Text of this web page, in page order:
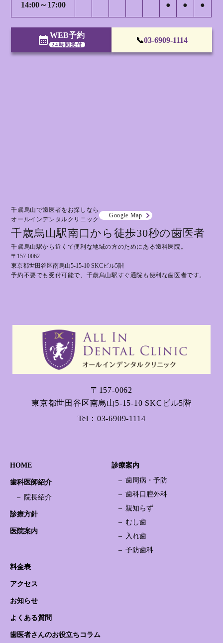
14:00～17:00 ● ● ●
calendar_monthWEB予約
24時間受付
📞03-6909-1114
千歳烏山で歯医者をお探しなら
オールインデンタルクリニック
Google Map
千歳烏山駅南口から徒歩30秒の歯医者
千歳烏山駅から近くて便利な地域の方のためにある歯科医院。
〒157-0062
東京都世田谷区南烏山5-15-10 SKCビル5階
予約不要でも受付可能で、千歳烏山駅すぐ通院も便利な歯医者です。
〒157-0062
東京都世田谷区南烏山5-15-10 SKCビル5階
Tel： 03-6909-1114
HOME
歯科医師紹介
院長紹介
診療方針
医院案内
診療案内
歯周病・予防
歯科口腔外科
親知らず
むし歯
入れ歯
予防歯科
料金表
アクセス
お知らせ
よくある質問
歯医者さんのお役立ちコラム